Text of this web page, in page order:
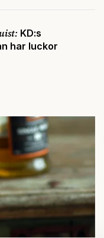
KD:s
har luckor